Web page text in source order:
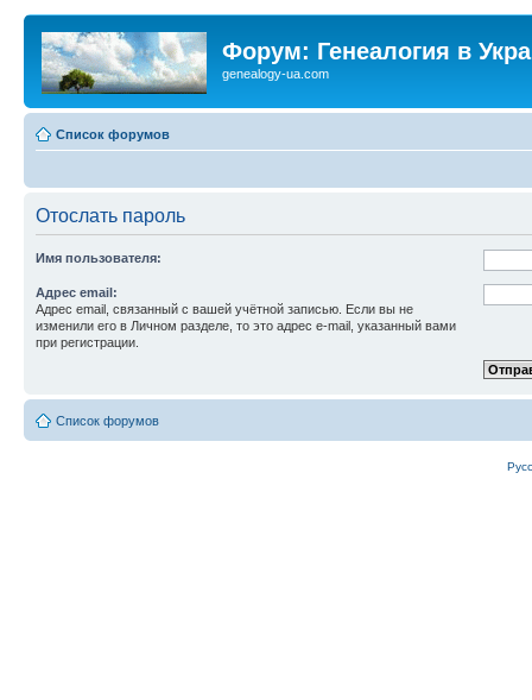
Форум: Генеалогия в
genealogy-ua.com
Список форумов
Отослать пароль
Имя пользователя:
Адрес email:
Адрес email, связанный с вашей учётной записью. Если вы не
изменили его в Личном разделе, то это адрес e-mail, указанный вами
при регистрации.
Список форумов